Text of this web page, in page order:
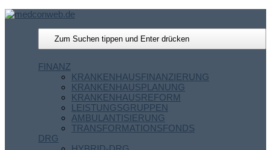
FINANZ
KRANKENHAUSFINANZIERUNG
KRANKENHAUSPLANUNG
KRANKENHAUSREFORM
LEISTUNGSGRUPPEN
AMBULANTISIERUNG
TRANSFORMATIONSFONDS
DRG